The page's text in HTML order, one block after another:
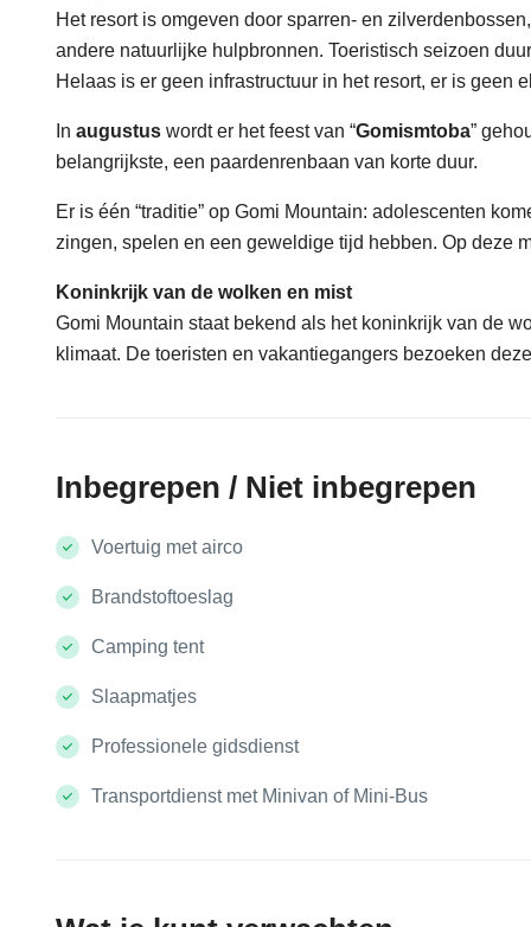
Het resort is omgeven door sparren- en
andere natuurlijke hulpbronnen. Toeristisch seizoen
Helaas is er geen infrastructuur in het resort, er is geen
In augustus wordt er het feest van “Gomismtoba”
belangrijkste, een paardenrenbaan van korte duur.
Er is één “traditie” op Gomi Mountain: adolescenten
zingen, spelen en een geweldige tijd hebben. Op deze
Koninkrijk van de wolken en mist
Gomi Mountain staat bekend als het koninkrijk van de
klimaat. De toeristen en vakantiegangers bezoeken
Inbegrepen / Niet inbegrepen
Voertuig met airco
Brandstoftoeslag
Camping tent
Slaapmatjes
Professionele gidsdienst
Transportdienst met Minivan of Mini-Bus